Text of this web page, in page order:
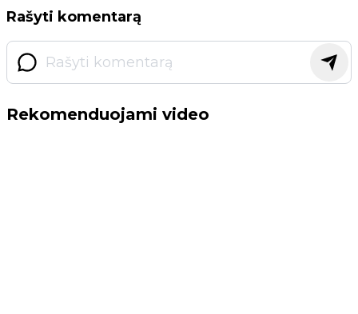
Rašyti komentarą
Rekomenduojami video